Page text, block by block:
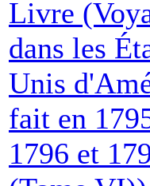
Livre
dans les
Unis
fait en
1796 et